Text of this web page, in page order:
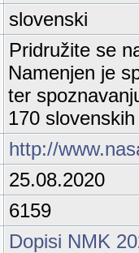
slovenski
Pridružite se
Namenjen je
ter
170
http://
25.08.2020
6159
Dopisi NMK